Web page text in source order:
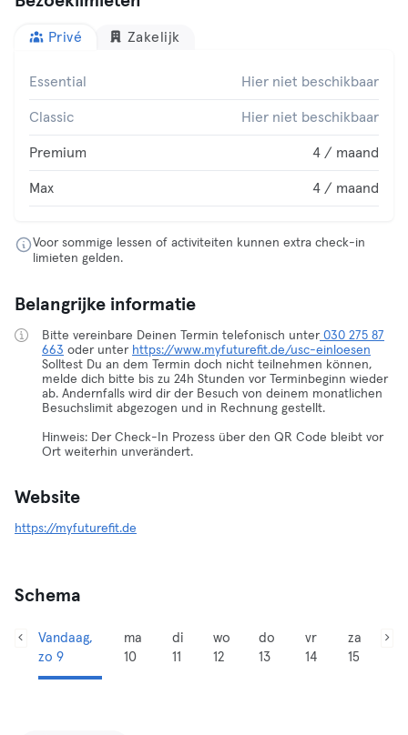
Privé Zakelijk
Essential Hier niet beschikbaar
Classic Hier niet beschikbaar
Premium 4 / maand
Max 4 / maand
Voor sommige lessen of activiteiten kunnen extra check-in
limieten gelden.
Belangrijke informatie
Bitte vereinbare Deinen Termin telefonisch unter030 275 87
663 oder unter https://www.myfuturefit.de/usc-einloesen
Solltest Du an dem Termin doch nicht teilnehmen können,
melde dich bitte bis zu 24h Stunden vor Terminbeginn wieder
ab. Andernfalls wird dir der Besuch von deinem monatlichen
Besuchslimit abgezogen und in Rechnung gestellt.
Hinweis: Der Check-In Prozess über den QR Code bleibt vor
Ort weiterhin unverändert.
Website
https://myfuturefit.de
Schema
Vandaag,
zo 9
ma
10
di
11
wo
12
do
13
vr
14
za
15